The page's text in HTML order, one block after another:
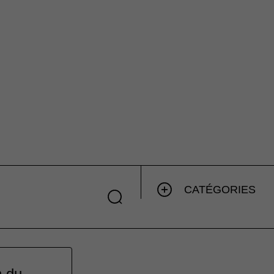
CATÉGORIES